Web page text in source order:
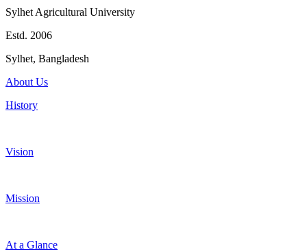
Sylhet Agricultural University
Estd. 2006
Sylhet, Bangladesh
About Us
History
Vision
Mission
At a Glance